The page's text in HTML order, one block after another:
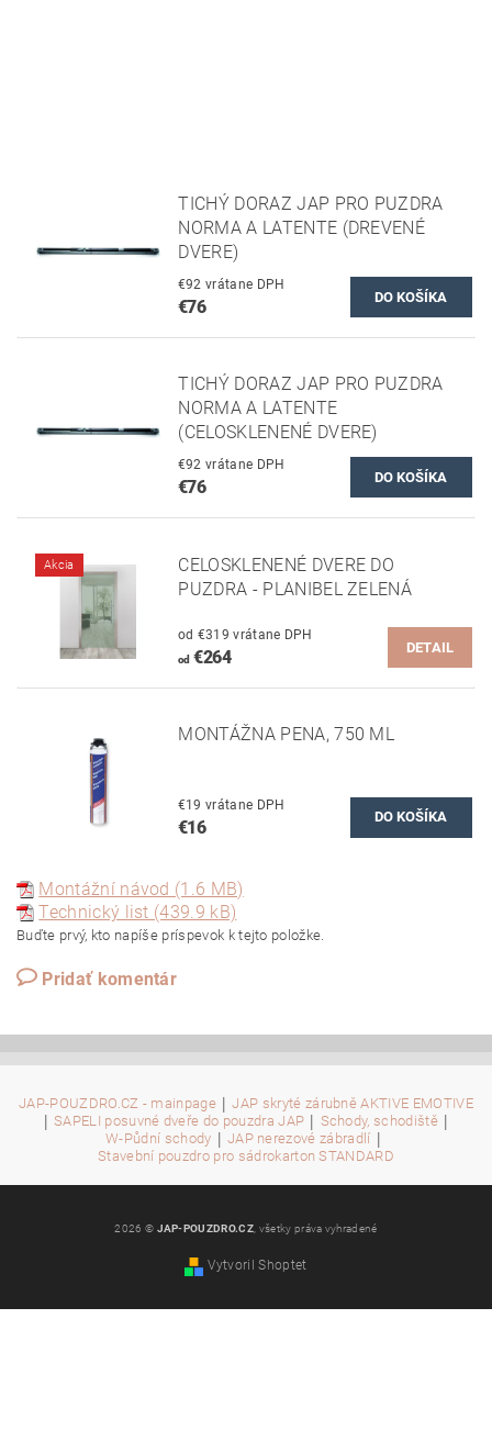
TICHÝ DORAZ JAP PRO PUZDRA
NORMA A LATENTE (DREVENÉ
DVERE)
€92 vrátane DPH
€76
TICHÝ DORAZ JAP PRO PUZDRA
NORMA A LATENTE
(CELOSKLENENÉ DVERE)
€92 vrátane DPH
€76
Akcia
CELOSKLENENÉ DVERE DO
PUZDRA - PLANIBEL ZELENÁ
od €319 vrátane DPH
od€264 DETAIL
MONTÁŽNA PENA, 750 ML
€19 vrátane DPH
€16
Montážní návod (1.6 MB)
Technický list (439.9 kB)
Buďte prvý, kto napíše príspevok k tejto položke.
Pridať komentár
JAP-POUZDRO.CZ - mainpage | JAP skryté zárubně AKTIVE EMOTIVE
| SAPELI posuvné dveře do pouzdra JAP | Schody, schodiště |
W-Půdní schody | JAP nerezové zábradlí |
Stavební pouzdro pro sádrokarton STANDARD
2026 © JAP-POUZDRO.CZ , všetky práva vyhradené
Vytvoril Shoptet